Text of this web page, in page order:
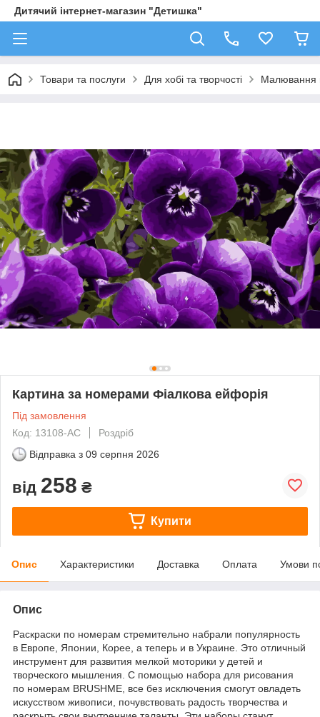
Дитячий інтернет-магазин "Детишка"
Товари та послуги Для хобі та творчості Малювання
Картина за номерами Фіалкова ейфорія
Під замовлення
Код: 13108-AC
Роздріб
Відправка з 09 серпня 2026
від 258 ₴
Купити
Опис Характеристики Доставка Оплата Умови
Опис
Раскраски по номерам стремительно набрали популярность
в Европе, Японии, Корее, а теперь и в Украине. Это отличный
инструмент для развития мелкой моторики у детей и
творческого мышления. С помощью набора для рисования
по номерам BRUSHME, все без исключения смогут овладеть
искусством живописи, почувствовать радость творчества и